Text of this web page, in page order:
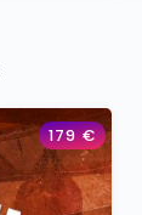
179€